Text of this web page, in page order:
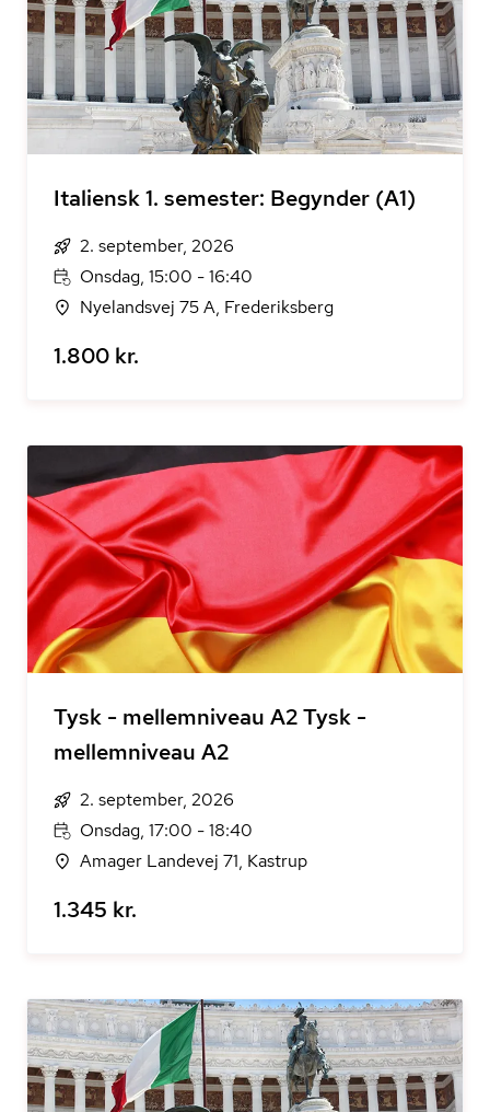
Italiensk 1. semester: Begynder (A1)
2. september, 2026
Onsdag, 15:00 - 16:40
Nyelandsvej 75 A, Frederiksberg
1.800 kr.
Tysk - mellemniveau A2 Tysk -
mellemniveau A2
2. september, 2026
Onsdag, 17:00 - 18:40
Amager Landevej 71, Kastrup
1.345 kr.